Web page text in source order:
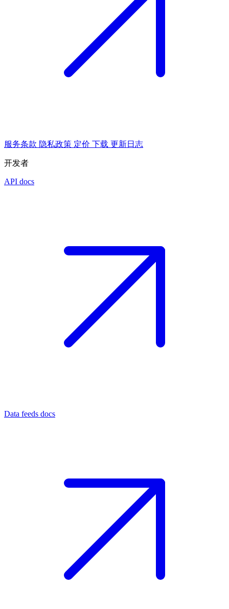
服务条款 隐私政策 定价 下载 更新日志
开发者
API docs
Data feeds docs